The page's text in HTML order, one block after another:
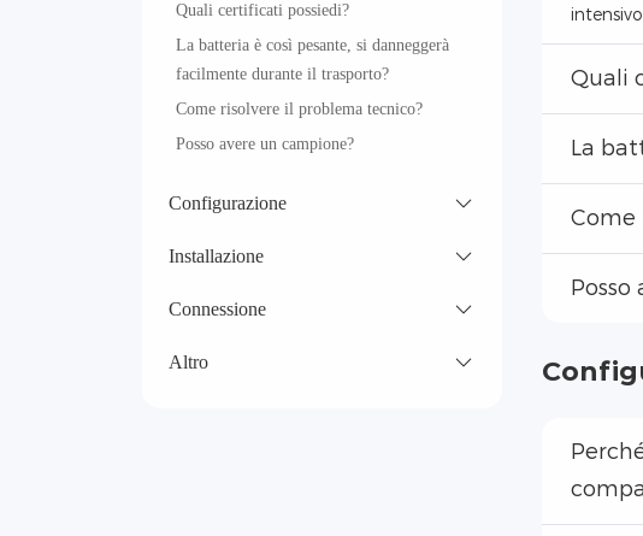
Quali certificati possiedi?
La batteria è così pesante, si danneggerà
facilmente durante il trasporto?
Come risolvere il problema tecnico?
Posso avere un campione?
Configurazione
Installazione
Connessione
Altro
Quali
La
Come
Posso